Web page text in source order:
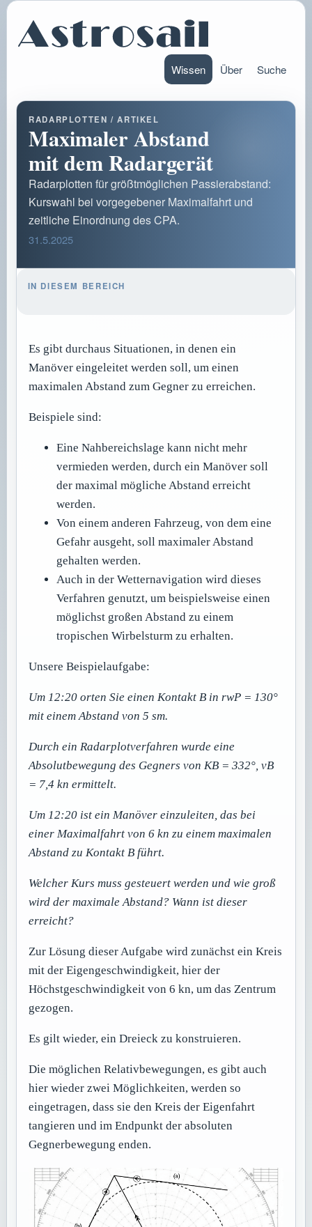
Wissen Über Suche
RADARPLOTTEN / ARTIKEL
Maximaler Abstand
mit dem Radargerät
Radarplotten für größtmöglichen Passierabstand:
Kurswahl bei vorgegebener Maximalfahrt und
zeitliche Einordnung des CPA.
31.5.2025
IN DIESEM BEREICH
Es gibt durchaus Situationen, in denen ein
Manöver eingeleitet werden soll, um einen
maximalen Abstand zum Gegner zu erreichen.
Beispiele sind:
Eine Nahbereichslage kann nicht mehr
vermieden werden, durch ein Manöver soll
der maximal mögliche Abstand erreicht
werden.
Von einem anderen Fahrzeug, von dem eine
Gefahr ausgeht, soll maximaler Abstand
gehalten werden.
Auch in der Wetternavigation wird dieses
Verfahren genutzt, um beispielsweise einen
möglichst großen Abstand zu einem
tropischen Wirbelsturm zu erhalten.
Unsere Beispielaufgabe:
Um 12:20 orten Sie einen Kontakt B in rwP = 130°
mit einem Abstand von 5 sm.
Durch ein Radarplotverfahren wurde eine
Absolutbewegung des Gegners von KB = 332°, vB
= 7,4 kn ermittelt.
Um 12:20 ist ein Manöver einzuleiten, das bei
einer Maximalfahrt von 6 kn zu einem maximalen
Abstand zu Kontakt B führt.
Welcher Kurs muss gesteuert werden und wie groß
wird der maximale Abstand? Wann ist dieser
erreicht?
Zur Lösung dieser Aufgabe wird zunächst ein Kreis
mit der Eigengeschwindigkeit, hier der
Höchstgeschwindigkeit von 6 kn, um das Zentrum
gezogen.
Es gilt wieder, ein Dreieck zu konstruieren.
Die möglichen Relativbewegungen, es gibt auch
hier wieder zwei Möglichkeiten, werden so
eingetragen, dass sie den Kreis der Eigenfahrt
tangieren und im Endpunkt der absoluten
Gegnerbewegung enden.